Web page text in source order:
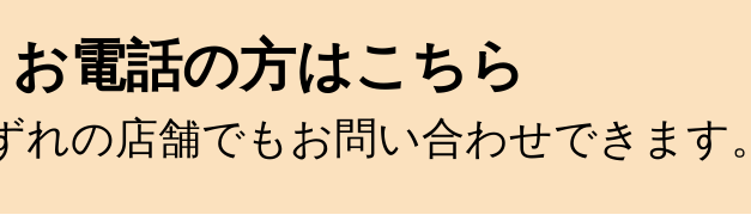
お電話の方はこちら
の店舗でもお問い合わせできます。